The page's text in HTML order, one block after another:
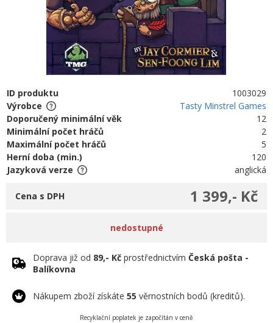
ID produktu
1003029
Výrobce
Tasty Minstrel Games
Doporučený minimální věk
12
Minimální počet hráčů
2
Maximální počet hráčů
5
Herní doba (min.)
120
Jazyková verze
anglická
1 399,- Kč
Cena s DPH
nedostupné
Doprava již od 89,- Kč prostřednictvím Česká pošta -
Balíkovna
Nákupem zboží získáte 55 věrnostních bodů (kreditů).
Recyklační poplatek je započítán v ceně